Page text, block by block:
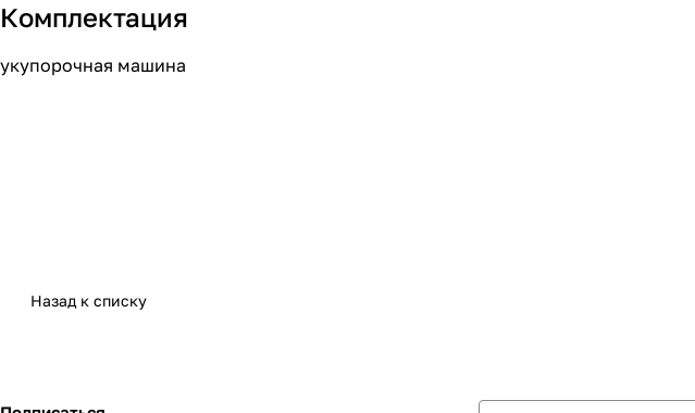
Комплектация
укупорочная машина
Назад к списку